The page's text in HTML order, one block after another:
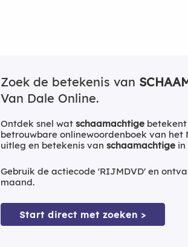
Zoek de betekenis van
Van Dale Online.
Ontdek snel wat schaamachtige
betrouwbare onlinewoordenboek van
uitleg en betekenis van schaamachtige
Gebruik de actiecode 'RIJMDVD' en
maand.
Start direct met zoeken >